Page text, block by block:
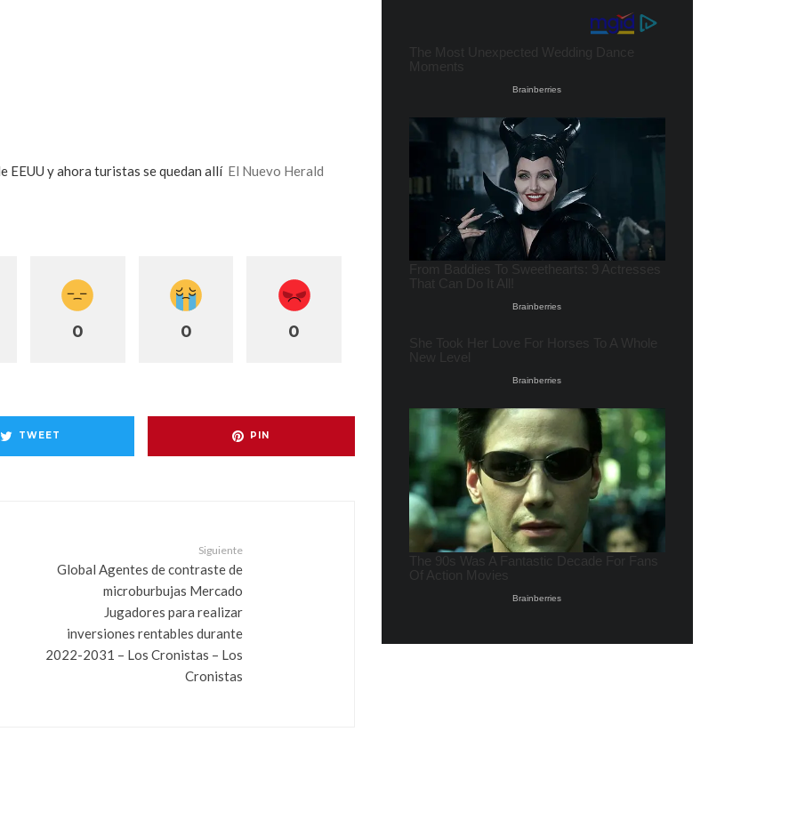
EEUU y ahora turistas se quedan allí El Nuevo Herald
0 0 0
TWEET PIN
Siguiente
Global Agentes de contraste de
microburbujas Mercado
Jugadores para realizar
inversiones rentables durante
2022-2031 – Los Cronistas – Los
Cronistas